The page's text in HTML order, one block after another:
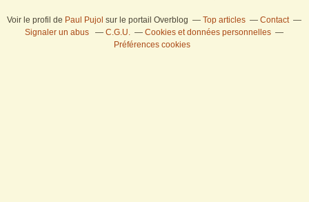
Voir le profil de Paul Pujol sur le portail Overblog Top articles
Contact
Signaler un abus
C.G.U.
Cookies et données personnelles
Préférences cookies